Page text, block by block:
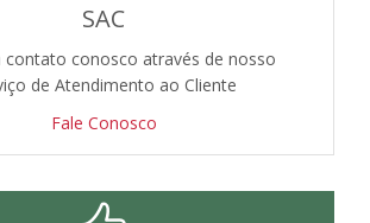
SAC
contato conosco através de nosso
de Atendimento ao Cliente
Fale Conosco